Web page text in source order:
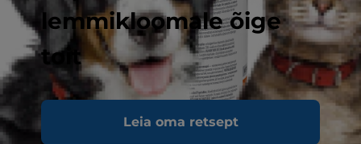
lemmikloomale õige
toit
Leia oma retsept